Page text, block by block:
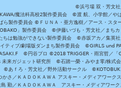
©浜弓場 双・芳文社
魔法科高校2製作委員会 ©渡 航、小学館／や
ら製作委員会 ©ＦＵＮＡ・亜方逸樹／アース・ス
」製作委員会 ©伊藤いづも・芳文社／まち
ちは勉強ができない製作委員会 ©赤坂アカ／集英
ティブ/劇場版ダンまち製作委員会 ©GIRLS und
©円谷プロ ©2018 TRIGGER・雨宮哲／
来ガジェット研究所 ©石踏一榮・みやま零/株式
©あｆろ・芳文社／野外活動サークル
さ／ＫＡＤＯＫＡＷＡ アスキー・メディアワー
勤／ＫＡＤＯＫＡＷＡ アスキー・メディアワ